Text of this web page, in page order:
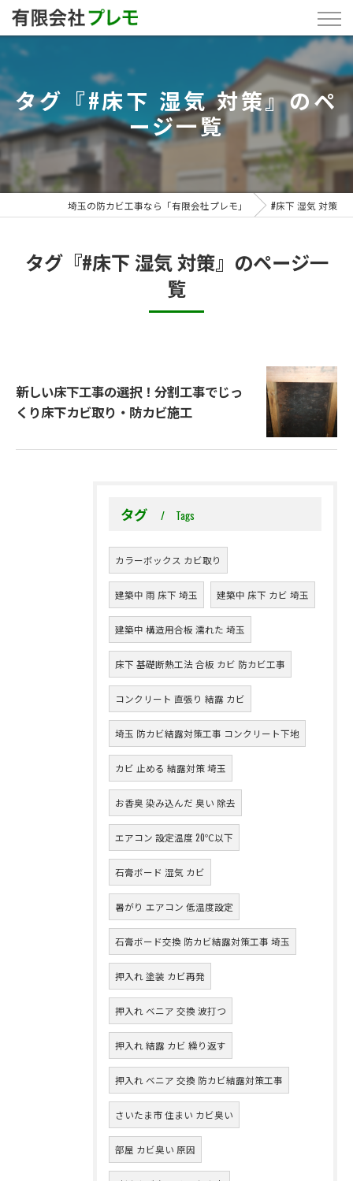
タグ『#床下 湿気 対策』のペ
ージ一覧
埼玉の防カビ工事なら「有限会社プレモ」 #床下 湿気 対策
タグ『#床下 湿気 対策』のページ一
覧
新しい床下工事の選択！分割工事でじっ
くり床下カビ取り・防カビ施工
タグ Tags
カラーボックス カビ取り
建築中 雨 床下 埼玉 建築中 床下 カビ 埼玉
建築中 構造用合板 濡れた 埼玉
床下 基礎断熱工法 合板 カビ 防カビ工事
コンクリート 直張り 結露 カビ
埼玉 防カビ結露対策工事 コンクリート下地
カビ 止める 結露対策 埼玉
お香臭 染み込んだ 臭い 除去
エアコン 設定温度 20℃以下
石膏ボード 湿気 カビ
暑がり エアコン 低温度設定
石膏ボード交換 防カビ結露対策工事 埼玉
押入れ 塗装 カビ再発
押入れ ベニア 交換 波打つ
押入れ 結露 カビ 繰り返す
押入れ ベニア 交換 防カビ結露対策工事
さいたま市 住まい カビ臭い
部屋 カビ臭い 原因